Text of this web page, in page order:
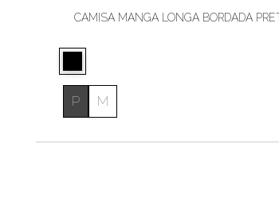
CAMISA MANGA LONGA BORDADA
P M